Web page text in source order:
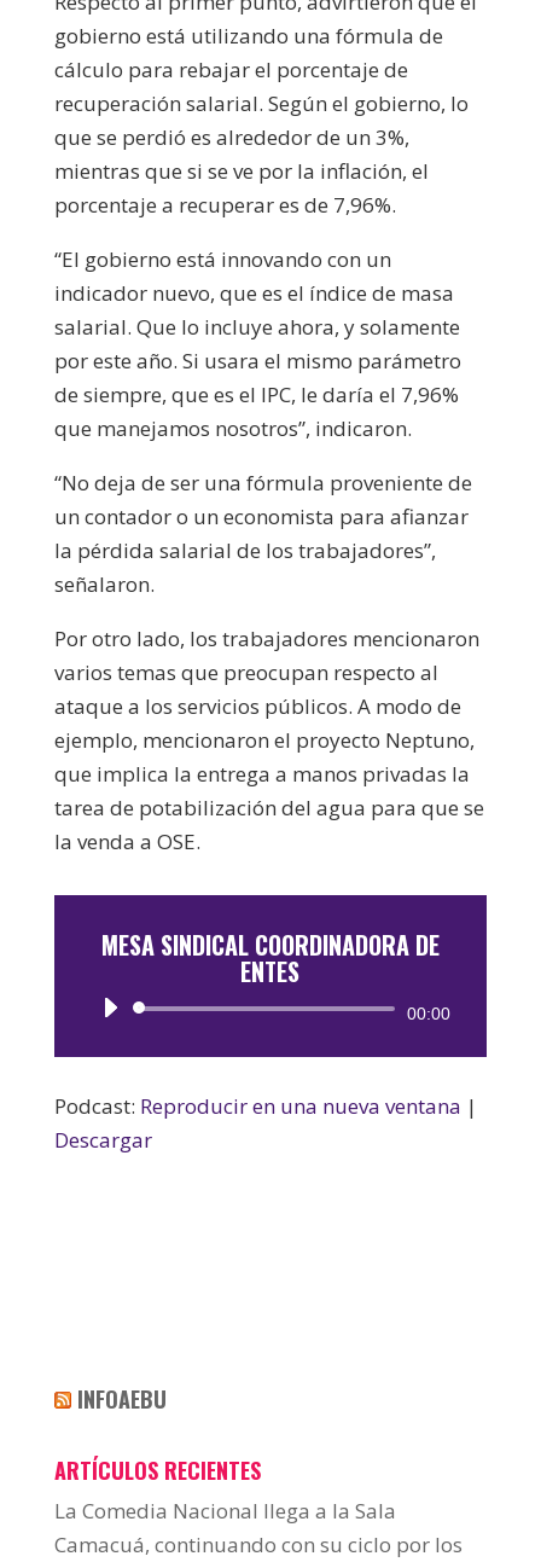
gobierno está utilizando una fórmula de
cálculo para rebajar el porcentaje de
recuperación salarial. Según el gobierno, lo
que se perdió es alrededor de un 3%,
mientras que si se ve por la inflación, el
porcentaje a recuperar es de 7,96%.
“El gobierno está innovando con un
indicador nuevo, que es el índice de masa
salarial. Que lo incluye ahora, y solamente
por este año. Si usara el mismo parámetro
de siempre, que es el IPC, le daría el 7,96%
que manejamos nosotros”, indicaron.
“No deja de ser una fórmula proveniente de
un contador o un economista para afianzar
la pérdida salarial de los trabajadores”,
señalaron.
Por otro lado, los trabajadores mencionaron
varios temas que preocupan respecto al
ataque a los servicios públicos. A modo de
ejemplo, mencionaron el proyecto Neptuno,
que implica la entrega a manos privadas la
tarea de potabilización del agua para que se
la venda a OSE.
MESA SINDICAL COORDINADORA DE
ENTES
Reproductor
00:00
Podcast: Reproducir en una nueva ventana |
Descargar
INFOAEBU
ARTÍCULOS RECIENTES
La Comedia Nacional llega a la Sala
Camacuá, continuando con su ciclo por los